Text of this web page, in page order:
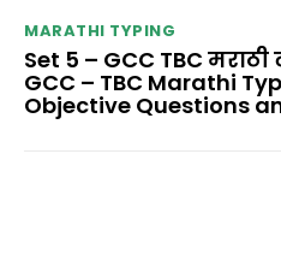
MARATHI TYPING
Set 5 – GCC TBC
GCC – TBC Marathi
Objective Questions